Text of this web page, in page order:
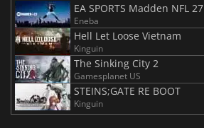
EA SPORTS Madden NFL 27
Eneba
Hell Let Loose Vietnam
Kinguin
The Sinking City 2
Gamesplanet US
STEINS;GATE RE BOOT
Kinguin